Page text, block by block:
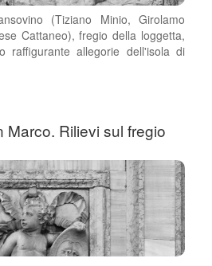
(Tiziano Minio, Girolamo
Cattaneo), fregio della loggetta,
raffigurante allegorie dell'isola di
Marco. Rilievi sul fregio